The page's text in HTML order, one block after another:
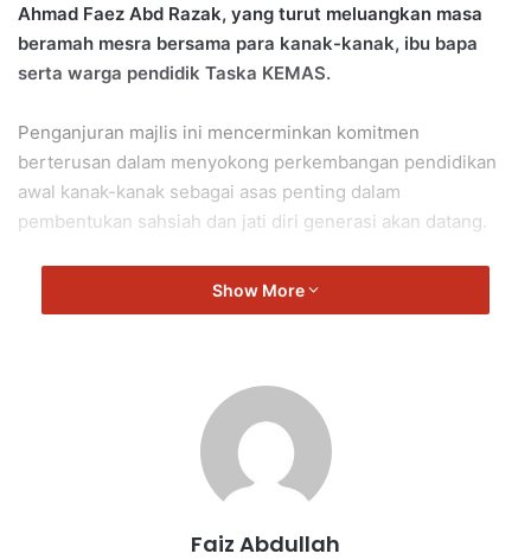
Ahmad Faez Abd Razak, yang turut meluangkan masa
beramah mesra bersama para kanak-kanak, ibu bapa
serta warga pendidik Taska KEMAS.
Penganjuran majlis ini mencerminkan komitmen
berterusan dalam menyokong perkembangan pendidikan
awal kanak-kanak sebagai asas penting dalam
pembentukan sahsiah dan jati diri generasi akan datang.
Setinggi-tinggi penghargaan dan tahniah diucapkan
kepada semua kanak-kanak atas pencapaian mereka, serta
Show More
Faiz Abdullah